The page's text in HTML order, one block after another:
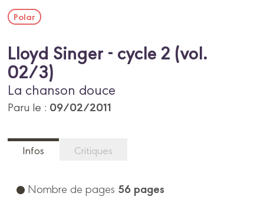
Polar
Lloyd Singer - cycle 2 (vol.
02/3)
La chanson douce
Paru le : 09/02/2011
Infos Critiques
Nombre de pages 56 pages